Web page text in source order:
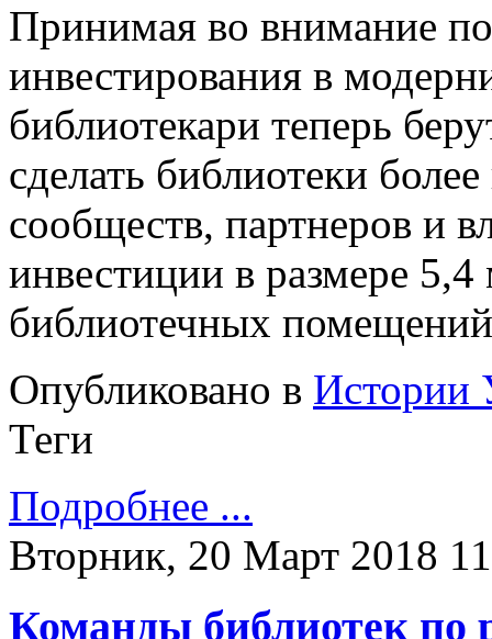
Принимая во внимание
инвестирования в
библиотекари теперь
сделать библиотеки
сообществ, партнеров и
инвестиции в размере
библиотечных
Опубликовано в Истории
Теги
Подробнее ...
Вторник, 20 Март 2018
Команды библиотек по